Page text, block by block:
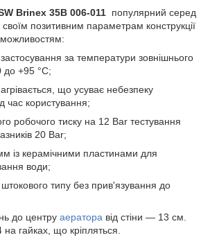
Brinex 35B 006-011 популярний серед
своїм позитивним параметрам конструкції
за температури зовнішнього
до +95 °C;
що усуває небезпеку
час користування;
тиску на 12 Bar тестування
20 Bar;
керамічними пластинами для
води;
штокового типу без прив'язування до
до центру аератора від стіни — 13 см.
гайках, що кріпляться.